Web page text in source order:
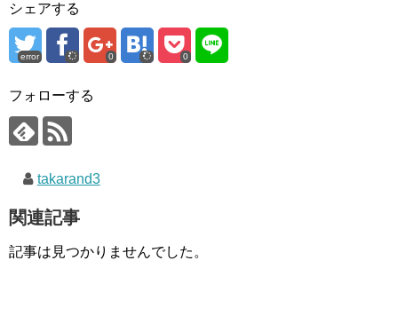
シェアする
error 0 0
フォローする
takarand3
関連記事
記事は見つかりませんでした。